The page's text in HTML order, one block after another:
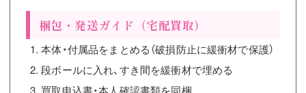
梱包・発送ガイド（宅配買取）
本体・付属品をまとめる（破損防止に緩衝材で保護）
段ボールに入れ、すき間を緩衝材で埋める
買取申込書・本人確認書類を同梱